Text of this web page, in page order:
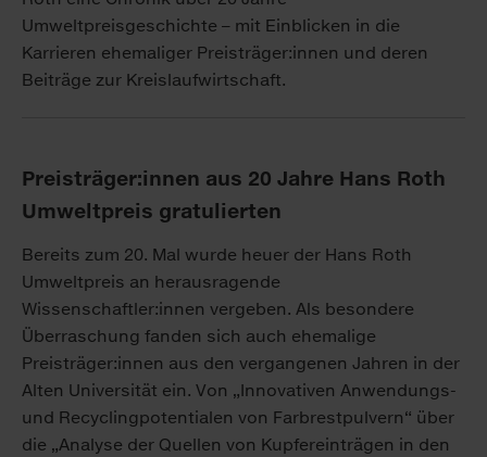
Umweltpreisgeschichte – mit Einblicken in die
Karrieren ehemaliger Preisträger:innen und deren
Beiträge zur Kreislaufwirtschaft.
Preisträger:innen aus 20 Jahre Hans Roth
Umweltpreis gratulierten
Bereits zum 20. Mal wurde heuer der Hans Roth
Umweltpreis an herausragende
Wissenschaftler:innen vergeben. Als besondere
Überraschung fanden sich auch ehemalige
Preisträger:innen aus den vergangenen Jahren in der
Alten Universität ein. Von „Innovativen Anwendungs-
und Recyclingpotentialen von Farbrestpulvern“ über
die „Analyse der Quellen von Kupfereinträgen in den